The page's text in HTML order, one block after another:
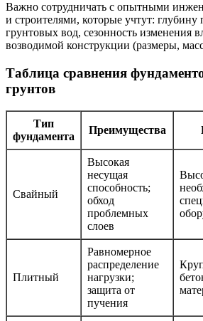
Важно сотрудничать с опытными
и строителями, которые учтут: глубину
грунтовых вод, сезонность изменения
возводимой конструкции (размеры,
Таблица сравнения
грунтов
Тип
фундамента
Преимущества
Свайный
Высокая
несущая
способность;
обход
проблемных
слоев
Плитный
Равномерное
распределение
нагрузки;
защита от
пучения